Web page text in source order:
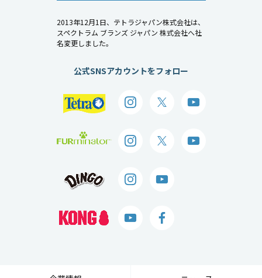
2013年12月1日、テトラジャパン株式会社は、
スペクトラム ブランズ ジャパン 株式会社へ社
名変更しました。
公式SNSアカウントをフォロー